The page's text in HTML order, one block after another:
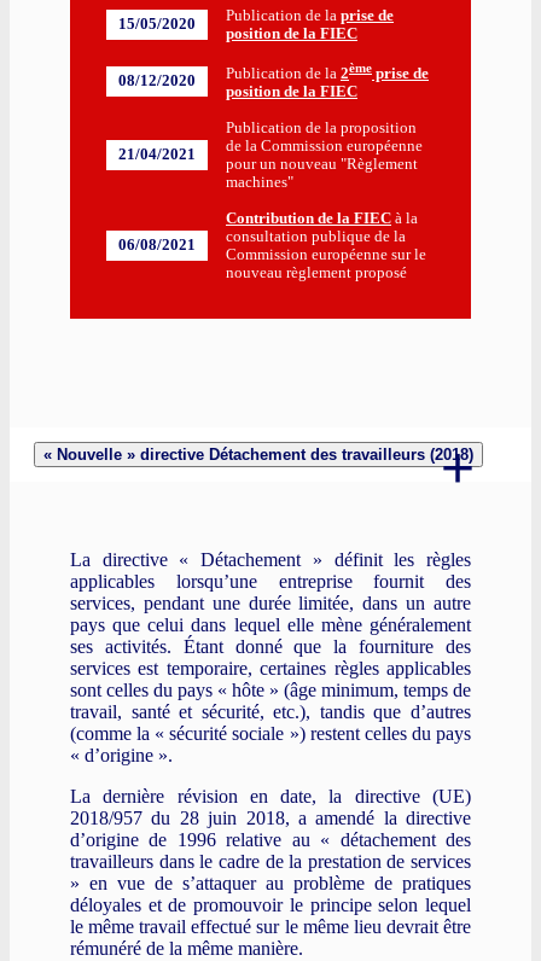
15/05/2020 Publication de la prise de
position de la FIEC
08/12/2020 Publication de la 2ème prise de
position de la FIEC
21/04/2021
Publication de la proposition
de la Commission européenne
pour un nouveau "Règlement
machines"
06/08/2021
Contribution de la FIEC à la
consultation publique de la
Commission européenne sur le
nouveau règlement proposé
« Nouvelle » directive Détachement des travailleurs (2018)
La directive « Détachement » définit les règles
applicables lorsqu’une entreprise fournit des
services, pendant une durée limitée, dans un autre
pays que celui dans lequel elle mène généralement
ses activités. Étant donné que la fourniture des
services est temporaire, certaines règles applicables
sont celles du pays « hôte » (âge minimum, temps de
travail, santé et sécurité, etc.), tandis que d’autres
(comme la « sécurité sociale ») restent celles du pays
« d’origine ».
La dernière révision en date, la directive (UE)
2018/957 du 28 juin 2018, a amendé la directive
d’origine de 1996 relative au « détachement des
travailleurs dans le cadre de la prestation de services
» en vue de s’attaquer au problème de pratiques
déloyales et de promouvoir le principe selon lequel
le même travail effectué sur le même lieu devrait être
rémunéré de la même manière.